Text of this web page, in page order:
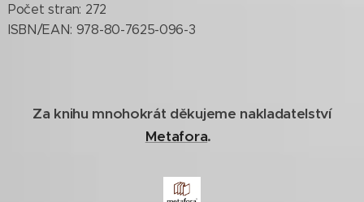
Počet stran: 272
ISBN/EAN: 978-80-7625-096-3
Za knihu mnohokrát děkujeme nakladatelství
Metafora.